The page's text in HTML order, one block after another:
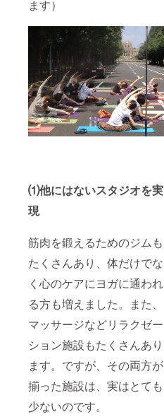
ます）
⑴他にはないスタジオを実
現
筋肉を鍛えるためのジムも
たくさんあり、体だけでな
く心のケアにヨガに通われ
る方も増えました。また、
マッサージなどリラクゼー
ション施設もたくさんあり
ます。ですが、その両方が
揃った施設は、実はとても
少ないのです。